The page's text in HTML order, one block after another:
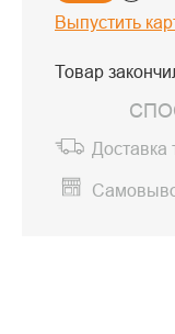
Выпустить
Товар
Доставка